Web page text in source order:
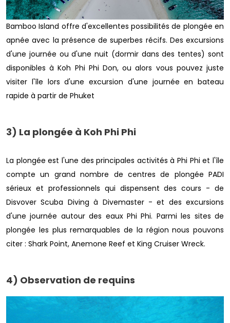
Bamboo Island offre d'excellentes possibilités de plongée en
apnée avec la présence de superbes récifs. Des excursions
d'une journée ou d'une nuit (dormir dans des tentes) sont
disponibles à Koh Phi Phi Don, ou alors vous pouvez juste
visiter l'île lors d'une excursion d'une journée en bateau
rapide à partir de Phuket
3) La plongée à Koh Phi Phi
La plongée est l'une des principales activités à Phi Phi et l'île
compte un grand nombre de centres de plongée PADI
sérieux et professionnels qui dispensent des cours - de
Disvover Scuba Diving à Divemaster - et des excursions
d'une journée autour des eaux Phi Phi. Parmi les sites de
plongée les plus remarquables de la région nous pouvons
citer : Shark Point, Anemone Reef et King Cruiser Wreck.
4) Observation de requins